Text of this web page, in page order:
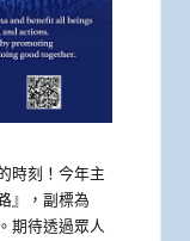
時刻！今年主
』，副標為
期待透過眾人